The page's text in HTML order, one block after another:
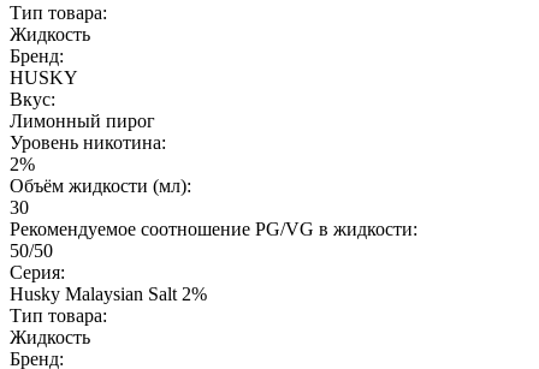
Тип товара:
Жидкость
Бренд:
HUSKY
Вкус:
Лимонный пирог
Уровень никотина:
2%
Объём жидкости (мл):
30
Рекомендуемое соотношение PG/VG в жидкости:
50/50
Серия:
Husky Malaysian Salt 2%
Тип товара:
Жидкость
Бренд: